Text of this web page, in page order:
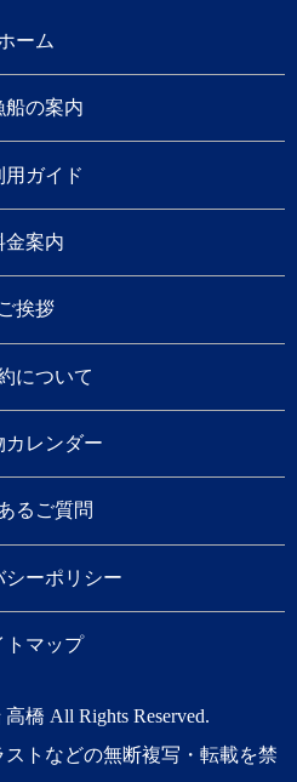
ーム
船の案内
用ガイド
金案内
ご挨拶
について
カレンダー
るご質問
シーポリシー
トマップ
橋 All Rights Reserved.
ストなどの無断複写・転載を禁